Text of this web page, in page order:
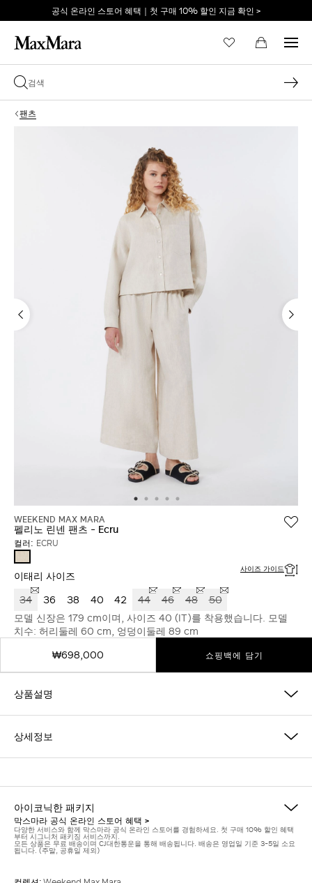
공식 온라인 스토어 혜택｜첫 구매 10% 할인 지금 확인 >
팬츠
WEEKEND MAX MARA
펠리노 린넨 팬츠 - Ecru
컬러: ECRU
이태리 사이즈 사이즈 가이드
34 36 38 40 42 44 46 48
50
모델 신장은 179 cm이며, 사이즈 40 (IT)를 착용했습니다. 모델
치수: 허리둘레 60 cm, 엉덩이둘레 89 cm
₩698,000
쇼핑백에 담기
상품설명
상세정보
아이코닉한 패키지
막스마라 공식 온라인 스토어 혜택 >
다양한 서비스와 함께 막스마라 공식 온라인 스토어를 경험하세요. 첫 구매 10% 할인 혜택
부터 시그니처 패키징 서비스까지.
모든 상품은 무료 배송이며 CJ대한통운을 통해 배송됩니다. 배송은 영업일 기준 3-5일 소요
됩니다. (주말, 공휴일 제외)
비밀번호를 잊어버리셨습니까?
로그인
막스마라의 세계로 당신
을 초대합니다